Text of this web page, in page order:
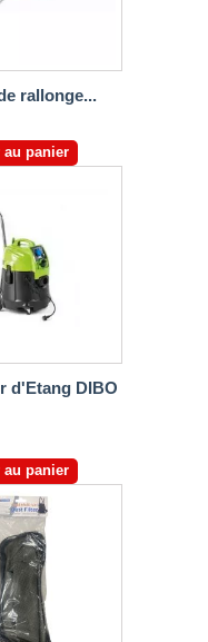
rallonge...
au panier
d'Etang DIBO
au panier